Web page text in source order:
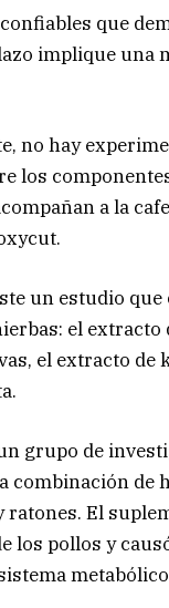
que
implique una
no hay
los
a la
un estudio
el extracto
el extracto de
grupo de
combinación de
ratones. El
los pollos y